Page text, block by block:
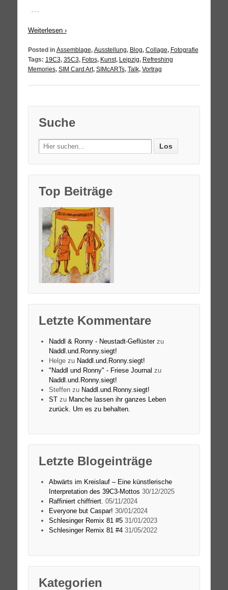
…
Wei­ter­le­sen ›
Posted in Assemblage, Ausstellung, Blog, Collage, Fotografie
Tags: 19C3, 35C3, Fotos, Kunst, Leipzig, Refreshing
Memories, SIM Card Art, SIMcARTs, Talk, Vortrag
Suche
Search
for:
Top Beiträge
Letzte Kommentare
Naddl & Ronny - Neustadt-Geflüsterzu
Naddl.und.Ronny.siegt!
Helgezu Naddl.und.Ronny.siegt!
"Naddl und Ronny" - Friese Journal zu
Naddl.und.Ronny.siegt!
Steffenzu Naddl.und.Ronny.siegt!
STzu Manche lassen ihr ganzes Leben
zurück. Um es zu behalten.
Letzte Blogeinträge
Abwärts im Kreislauf – Eine künstlerische
Interpretation des 39C3-Mottos 30/12/2025
Raffiniert chiffriert. 05/11/2024
Everyone but Caspar! 30/01/2024
Schlesinger Remix 81 #5 31/01/2023
Schlesinger Remix 81 #4 31/05/2022
Kategorien